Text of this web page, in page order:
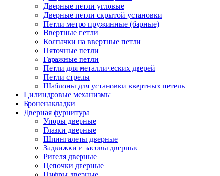
Дверные петли угловые
Дверные петли скрытой установки
Петли метро пружинные (барные)
Ввертные петли
Колпачки на ввертные петли
Пяточные петли
Гаражные петли
Петли для металлических дверей
Петли стрелы
Шаблоны для установки ввертных петель
Цилиндровые механизмы
Броненакладки
Дверная фурнитура
Упоры дверные
Глазки дверные
Шпингалеты дверные
Задвижки и засовы дверные
Ригеля дверные
Цепочки дверные
Цифры дверные